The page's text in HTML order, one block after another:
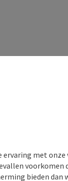
met
voorkomen
bieden